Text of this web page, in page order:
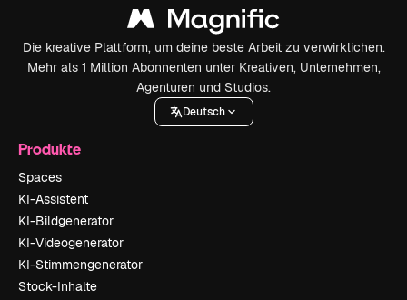
Die kreative Plattform, um deine beste Arbeit zu verwirklichen.
Mehr als 1 Million Abonnenten unter Kreativen, Unternehmen,
Agenturen und Studios.
Deutsch
Produkte
Spaces
KI-Assistent
KI-Bildgenerator
KI-Videogenerator
KI-Stimmengenerator
Stock-Inhalte